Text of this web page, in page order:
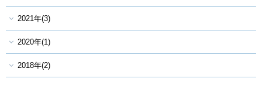
2021年(3)
2020年(1)
2018年(2)